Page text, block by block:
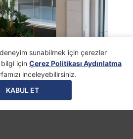
sunabilmek için çerezler
bilgi için Çerez Politikası Aydınlatma
inceleyebilirsiniz.
KABUL ET